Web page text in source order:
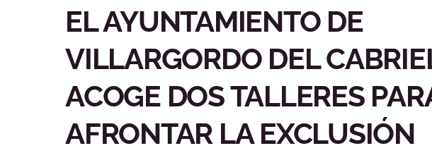
EL AYUNTAMIENTO DE
VILLARGORDO DEL
ACOGE DOS TALLERES
AFRONTAR LA EXCLUSIÓN